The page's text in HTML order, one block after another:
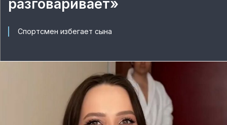
разговаривает»
Спортсмен избегает сына